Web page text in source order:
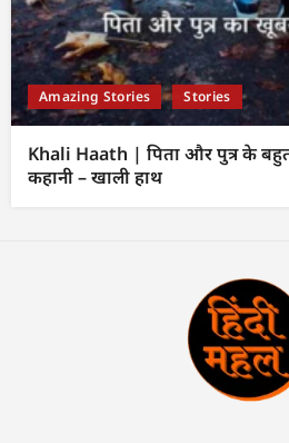
Amazing Stories Stories
Khali Haath | पिता और पुत्र के
कहानी – खाली हाथ